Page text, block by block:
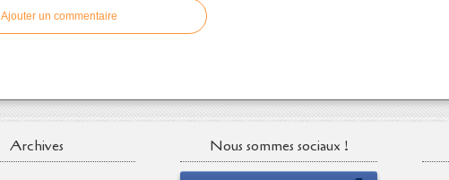
Ajouter un commentaire
Archives Nous sommes sociaux !